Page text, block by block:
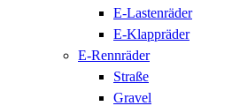
E-Lastenräder
E-Klappräder
E-Rennräder
Straße
Gravel